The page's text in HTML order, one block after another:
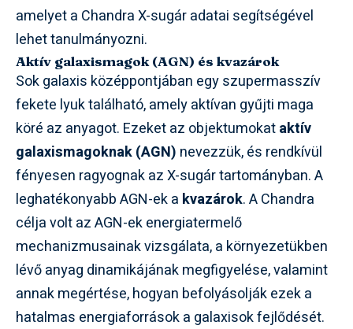
amelyet a Chandra X-sugár adatai segítségével
lehet tanulmányozni.
Aktív galaxismagok (AGN) és kvazárok
Sok galaxis középpontjában egy szupermasszív
fekete lyuk található, amely aktívan gyűjti maga
köré az anyagot. Ezeket az objektumokataktív
galaxismagoknak (AGN) nevezzük, és rendkívül
fényesen ragyognak az X-sugár tartományban. A
leghatékonyabb AGN-ek a kvazárok. A Chandra
célja volt az AGN-ek energiatermelő
mechanizmusainak vizsgálata, a környezetükben
lévő anyag dinamikájának megfigyelése, valamint
annak megértése, hogyan befolyásolják ezek a
hatalmas energiaforrások a galaxisok fejlődését.